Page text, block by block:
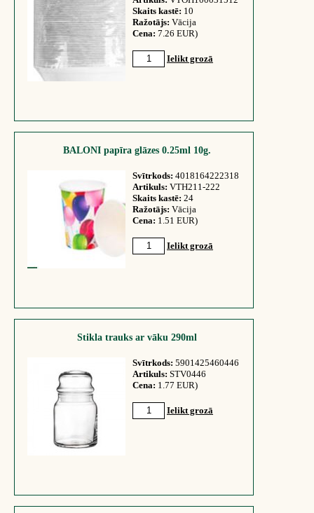
Skaits kastē: 10
Ražotājs: Vācija
Cena: 7.26 EUR)
Ielikt grozā
BALONI papīra glāzes 0.25ml 10g.
Svītrkods: 4018164222318
Artikuls: VTH211-222
Skaits kastē: 24
Ražotājs: Vācija
Cena: 1.51 EUR)
Ielikt grozā
Stikla trauks ar vāku 290ml
Svītrkods: 5901425460446
Artikuls: STV0446
Cena: 1.77 EUR)
Ielikt grozā